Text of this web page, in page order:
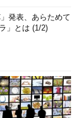
発表、あらためて
」とは (1/2)